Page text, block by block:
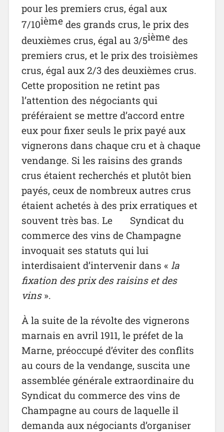
pour les premiers crus, égal aux
7/10ièmedes grands crus, le prix des
deuxièmes crus, égal au 3/5ièmedes
premiers crus, et le prix des troisièmes
crus, égal aux 2/3 des deuxièmes crus.
Cette proposition ne retint pas
l’attention des négociants qui
préféraient se mettre d’accord entre
eux pour fixer seuls le prix payé aux
vignerons dans chaque cru et à chaque
vendange. Si les raisins des grands
crus étaient recherchés et plutôt bien
payés, ceux de nombreux autres crus
étaient achetés à des prix erratiques et
souvent très bas. Le Syndicat du
commerce des vins de Champagne
invoquait ses statuts qui lui
interdisaient d’intervenir dans « la
fixation des prix des raisins et des
vins».
À la suite de la révolte des vignerons
marnais en avril 1911, le préfet de la
Marne, préoccupé d’éviter des conflits
au cours de la vendange, suscita une
assemblée générale extraordinaire du
Syndicat du commerce des vins de
Champagne au cours de laquelle il
demanda aux négociants d’organiser